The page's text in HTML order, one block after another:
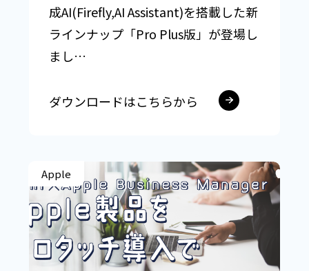
成AI(Firefly,AI Assistant)を搭載した新
ラインナップ「Pro Plus版」が登場し
まし…
ダウンロードはこちらから
Apple